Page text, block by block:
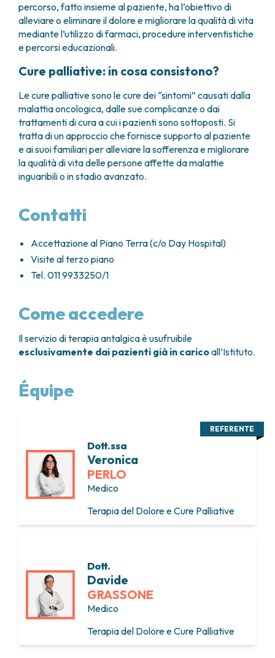
CONSULENZE
CARDIOLOGIA
DIETETICA E NUTRIZIONE CLINICA
PNEUMOLOGIA
PSICOLOGIA
TERAPIA DEL DOLORE E CURE PALLIATIVE
ALTRE CONSULENZE
RICERCA CLINICA
RICERCA CLINICA E INNOVAZIONE
UNITÀ CLINICA DI FASE I
CLINICAL RESEARCH UNIT (CRU)
percorso, fatto insieme al paziente, ha l’obiettivo di
alleviare o eliminare il dolore e migliorare la qualità di vita
mediante l’utilizzo di farmaci, procedure interventistiche
e percorsi educazionali.
Cure palliative: in cosa consistono?
Le cure palliative sono le cure dei “sintomi” causati dalla
malattia oncologica, dalle sue complicanze o dai
trattamenti di cura a cui i pazienti sono sottoposti. Si
tratta di un approccio che fornisce supporto al paziente
e ai suoi familiari per alleviare la sofferenza e migliorare
la qualità di vita delle persone affette da malattie
inguaribili o in stadio avanzato.
Contatti
Accettazione al Piano Terra (c/o Day Hospital)
Visite al terzo piano
Tel. 011 9933250/1
Come accedere
Il servizio di terapia antalgica è usufruibile
esclusivamente dai pazienti già in caricoall’Istituto.
Équipe
Dott.ssa
Veronica
PERLO
Medico
Terapia del Dolore e Cure Palliative
REFERENTE
Dott.
Davide
GRASSONE
Medico
Terapia del Dolore e Cure Palliative